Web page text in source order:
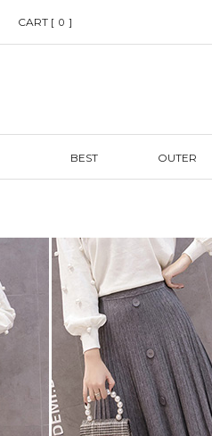
CART [ 0 ]
BEST OUTER